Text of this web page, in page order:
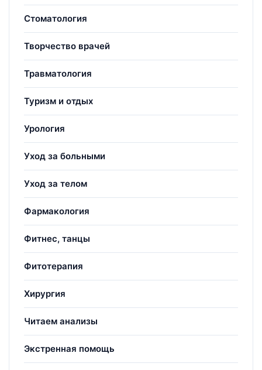
Стоматология
Творчество врачей
Травматология
Туризм и отдых
Урология
Уход за больными
Уход за телом
Фармакология
Фитнес, танцы
Фитотерапия
Хирургия
Читаем анализы
Экстренная помощь